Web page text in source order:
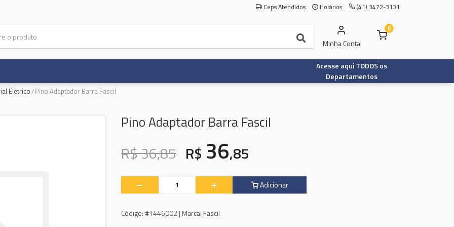
Ceps Atendidos Horários (41) 3472-3131
Minha Conta
0
Acesse aqui TODOS os
Departamentos
Eletrico/Pino Adaptador Barra Fascil
Pino Adaptador Barra Fascil
R$ 36,85 R$ 36,85
Adicionar
Código:#1446002 | Marca: Fascil